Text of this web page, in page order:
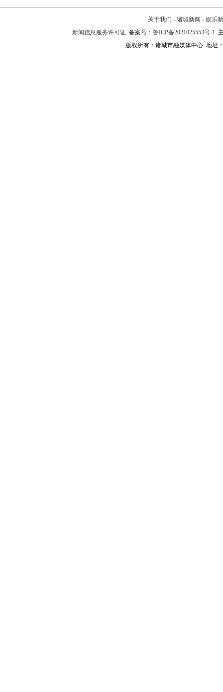
关于我们 - 诸城新闻 - 娱乐
新闻信息服务许可证备案号： 鲁ICP备2021025553号-1
版权所有：诸城市融媒体中心 地址